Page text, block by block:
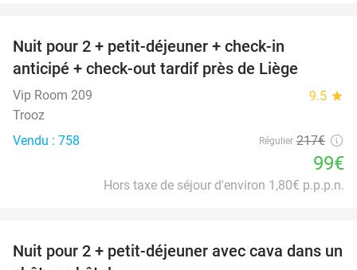
Nuit pour 2 + petit-déjeuner + check-in
anticipé + check-out tardif près de Liège
Vip Room 209 9.5 star
Trooz
Vendu : 758
Régulier 217€
99€
Hors taxe de séjour d'environ 1,80€ p.p.p.n.
48%
Nuit pour 2 + petit-déjeuner avec cava dans un